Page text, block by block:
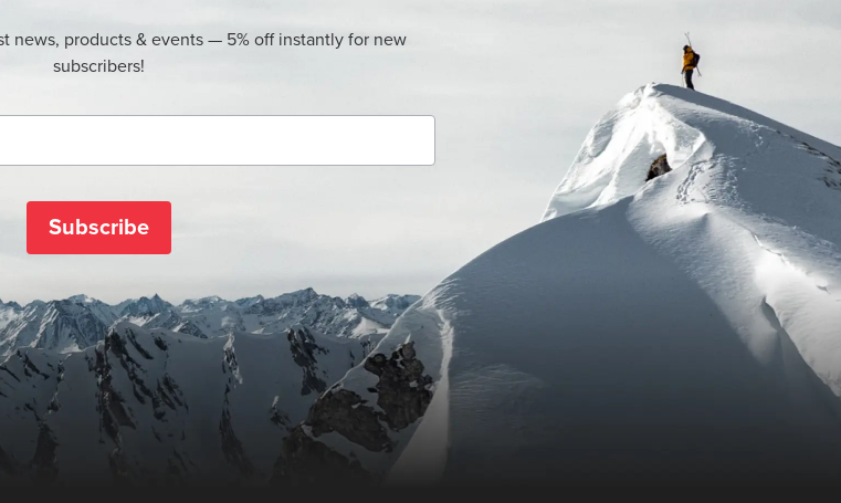
news, products & events — 5% off instantly for new
subscribers!
Subscribe